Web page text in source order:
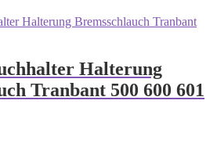
Halterung
Tranbant 500 600 601